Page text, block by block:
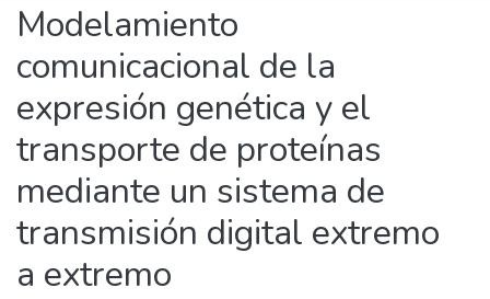
All of DSpace
Modelamiento
comunicacional de la
expresión genética y el
transporte de proteínas
mediante un sistema de
transmisión digital extremo
a extremo